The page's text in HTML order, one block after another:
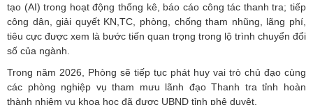
tạo (AI) trong hoạt động thống kê, báo cáo công tác thanh tra; tiếp
công dân, giải quyết KN,TC, phòng, chống tham nhũng, lãng phí,
tiêu cực được xem là bước tiến quan trọng trong lộ trình chuyển đổi
số của ngành.
Trong năm 2026, Phòng sẽ tiếp tục phát huy vai trò chủ đạo cùng
các phòng nghiệp vụ tham mưu lãnh đạo Thanh tra tỉnh hoàn
thành nhiệm vụ khoa học đã được UBND tỉnh phê duyệt.